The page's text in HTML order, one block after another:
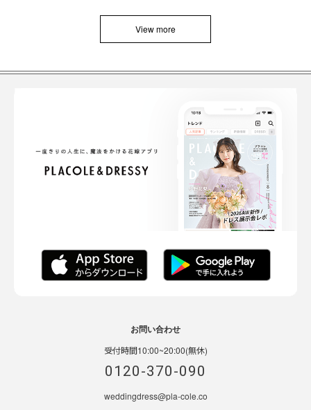
View more
お問い合わせ
受付時間10:00~20:00(無休)
0120-370-090
weddingdress@pla-cole.co